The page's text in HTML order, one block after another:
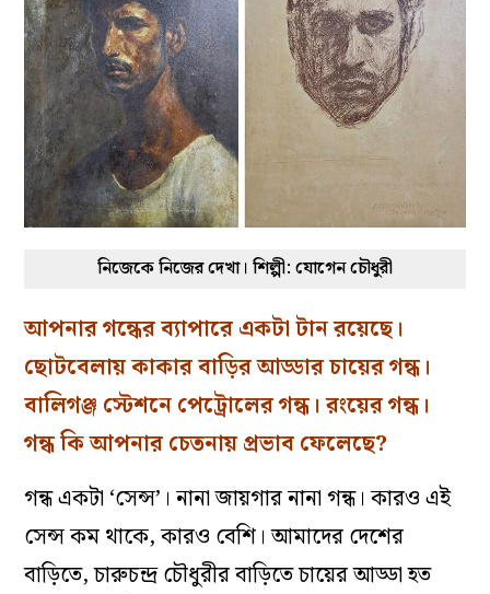
নিজেকে নিজের দেখা। শিল্পী: যোগেন চৌধুরী
আপনার গন্ধের ব্যাপারে একটা টান রয়েছে।
ছোটবেলায় কাকার বাড়ির আড্ডার চায়ের গন্ধ।
বালিগঞ্জ স্টেশনে পেট্রোলের গন্ধ। রংয়ের গন্ধ।
গন্ধ কি আপনার চেতনায় প্রভাব ফেলেছে?
গন্ধ একটা ‘সেন্স’। নানা জায়গার নানা গন্ধ। কারও এই
সেন্স কম থাকে, কারও বেশি। আমাদের দেশের
বাড়িতে, চারুচন্দ্র চৌধুরীর বাড়িতে চায়ের আড্ডা হত